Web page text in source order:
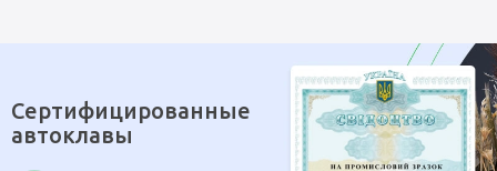
Сертифицированные
автоклавы